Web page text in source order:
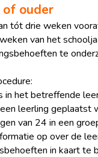
ouder
tót drie weken
van het
te
het betreffende
leerling geplaatst
van 24 in een
op over de
in kaart te